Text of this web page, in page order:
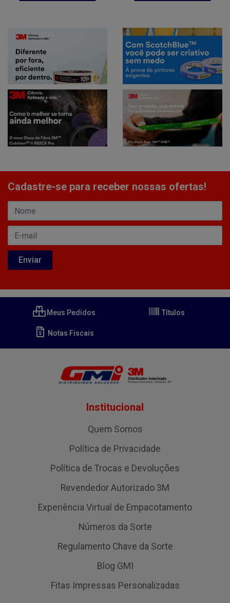
Cadastre-se para receber nossas ofertas!
Meus Pedidos Títulos
Notas Fiscais
Institucional
Quem Somos
Política de Privacidade
Política de Trocas e Devoluções
Revendedor Autorizado 3M
Experiência Virtual de Empacotamento
Números da Sorte
Regulamento Chave da Sorte
Blog GMI
Fitas Impressas Personalizadas